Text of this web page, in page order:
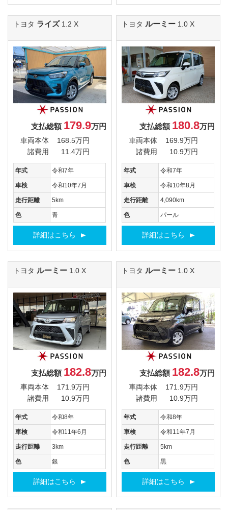
トヨタ ライズ 1.2 X
支払総額 179.9万円
車両本体
168.5万円
諸費用
11.4万円
年式 令和7年
車検 令和10年7月
走行距離 5km
色 青
詳細はこちら
トヨタ ルーミー 1.0 X
支払総額 180.8万円
車両本体
169.9万円
諸費用
10.9万円
年式 令和7年
車検 令和10年8月
走行距離 4,090km
色 パール
詳細はこちら
トヨタ ルーミー 1.0 X
支払総額 182.8万円
車両本体
171.9万円
諸費用
10.9万円
年式 令和8年
車検 令和11年6月
走行距離 3km
色 銀
詳細はこちら
トヨタ ルーミー 1.0 X
支払総額 182.8万円
車両本体
171.9万円
諸費用
10.9万円
年式 令和8年
車検 令和11年7月
走行距離 5km
色 黒
詳細はこちら